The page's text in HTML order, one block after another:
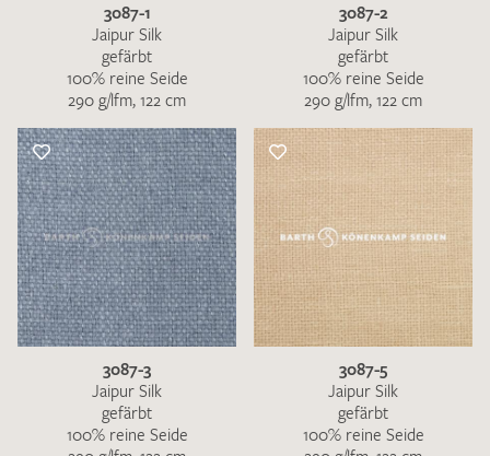
3087-1
Jaipur Silk
gefärbt
100% reine Seide
290 g/lfm, 122 cm
3087-2
Jaipur Silk
gefärbt
100% reine Seide
290 g/lfm, 122 cm
3087-3
Jaipur Silk
gefärbt
100% reine Seide
3087-5
Jaipur Silk
gefärbt
100% reine Seide